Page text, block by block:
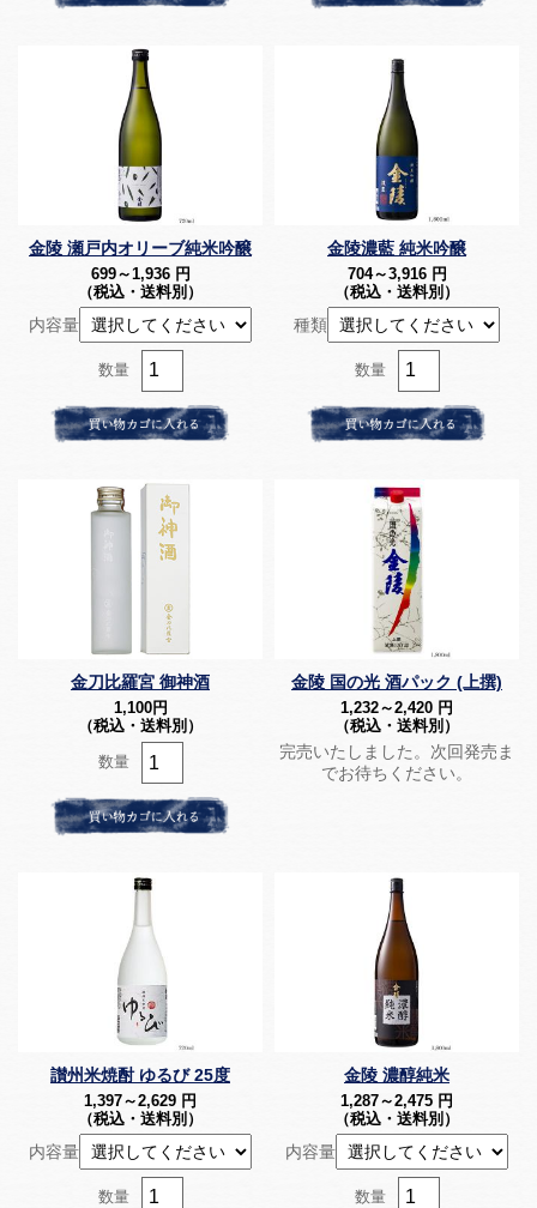
金陵 瀬戸内オリーブ純米吟醸
699～1,936 円
（税込・送料別）
内容量
数量
金陵濃藍 純米吟醸
704～3,916 円
（税込・送料別）
種類
数量
金刀比羅宮 御神酒
1,100円
（税込・送料別）
数量
金陵 国の光 酒パック (上撰)
1,232～2,420 円
（税込・送料別）
完売いたしました。次回発売ま
でお待ちください。
讃州米焼酎 ゆるび 25度
1,397～2,629 円
（税込・送料別）
内容量
数量
金陵 濃醇純米
1,287～2,475 円
（税込・送料別）
内容量
数量